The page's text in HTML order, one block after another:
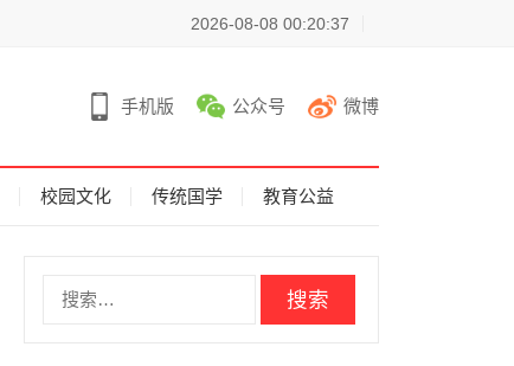
2026-08-08 00:20:37
手机版 公众号 微博
校园文化 传统国学 教育公益